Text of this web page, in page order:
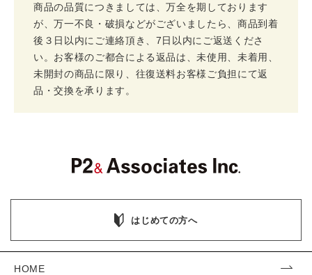
商品の品質につきましては、万全を期しております
が、万一不良・破損などがございましたら、商品到着
後３日以内にご連絡頂き、7日以内にご返送くださ
い。お客様のご都合による返品は、未使用、未着用、
未開封の商品に限り、往復送料お客様ご負担にて返
品・交換を承ります。
はじめての方へ
HOME